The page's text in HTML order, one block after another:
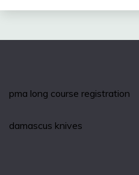
pma long course registration
damascus knives